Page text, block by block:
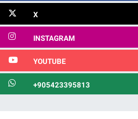
X
INSTAGRAM
YOUTUBE
+905423395813